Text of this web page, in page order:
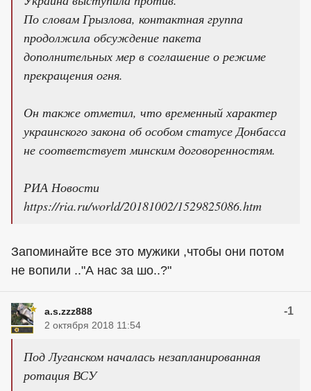
По словам Грызлова, контактная группа
продолжила обсуждение пакета
дополнительных мер в соглашение о режиме
прекращения огня.
Он также отметил, что временный характер
украинского закона об особом статусе Донбасса
не соответствует минским договоренностям.
РИА Новости
https://ria.ru/world/20181002/1529825086.htm
Запоминайте все это мужики ,чтобы они потом
не вопили .."А нас за шо..?"
a.s.zzz888 -1
2 октября 2018 11:54
Под Луганском началась незапланированная
ротация ВСУ